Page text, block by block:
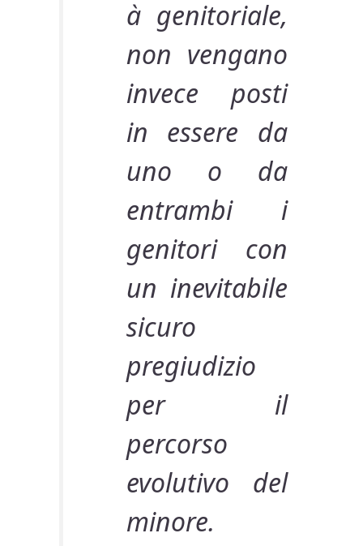
à genitoriale,
non vengano
invece posti
in essere da
uno o da
entrambi i
genitori con
un inevitabile
sicuro
pregiudizio
per il
percorso
evolutivo del
minore.